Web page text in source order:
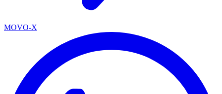
MOVO-X